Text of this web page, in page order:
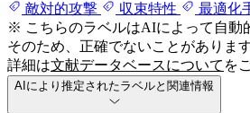
敵対的攻撃
収束特性
最適化
※ こちらのラベルはAIによって自動
そのため、正確でないことがあります
詳細は文献データベースについて を
AIにより推定されたラベルと関連情報